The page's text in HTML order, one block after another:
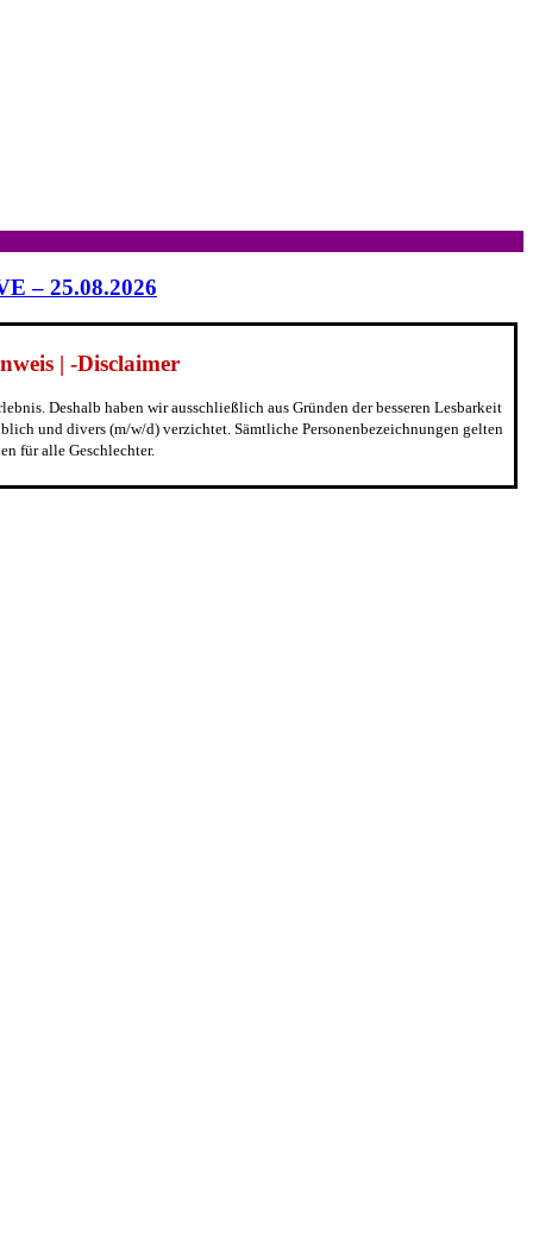
– 25.08.2026
| -Disclaimer
Deshalb haben wir ausschließlich aus Gründen der besseren Lesbarkeit
und divers (m/w/d) verzichtet. Sämtliche Personenbezeichnungen gelten
für alle Geschlechter.